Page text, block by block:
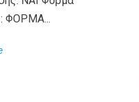
ΦΟΡΜΑ...